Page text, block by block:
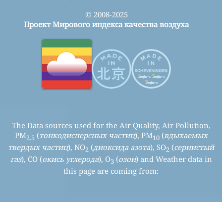
© 2008-2025
Проект Мирового индекса качества воздуха
The Data sources used for the Air Quality, Air Pollution,
PM2.5 (тонкодисперсных частиц), PM10(вдыхаемых
твердых частиц), NO2 (диоксида азота), SO2 (сернистый
газ), CO (окись углерода), O3 (озон) and Weather data in
this page are coming from: